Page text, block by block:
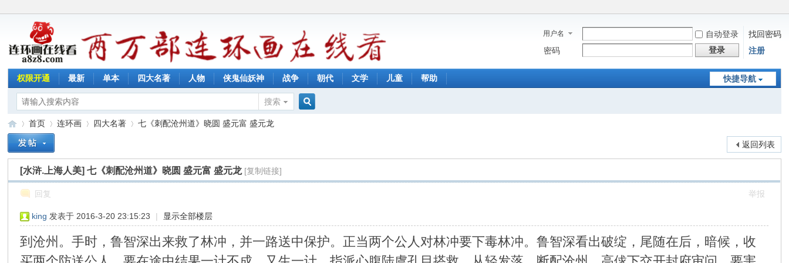
用户名 自动登录
找回密码
密码
登录 注册
快捷导航
权限开通 最新 单本 四大名著 人物 侠鬼仙妖神 战争 朝代 文学 儿童 帮助
搜索
»
首页
›
连环画
›
四大名著
›
七《刺配沧州道》晓圆 盛元富 盛元龙
返回列表
[水浒.上海人美]七《刺配沧州道》晓圆 盛元富 盛元龙 [复制链接]
回复 举报
king 发表于 2016-3-20 23:15:23 | 显示全部楼层
到沧州。手时，鲁智深出来救了林冲，并一路送中保护。正当两个公人对林冲要下毒林冲。鲁智深看出破绽，尾随在后，暗候，收